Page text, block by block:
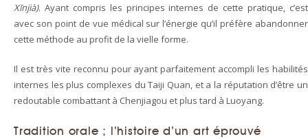
Xīnjià). Ayant compris les principes internes de cette pratique, c’est
avec son point de vue médical sur l’énergie qu’il préfère abandonner
cette méthode au profit de la vielle forme.
Il est très vite reconnu pour ayant parfaitement accompli les habilités
internes les plus complexes du Taiji Quan, et a la réputation d’être un
redoutable combattant à Chenjiagou et plus tard à Luoyang.
Tradition orale ; l’histoire d’un art éprouvé